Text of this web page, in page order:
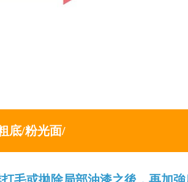
底/粉光面/